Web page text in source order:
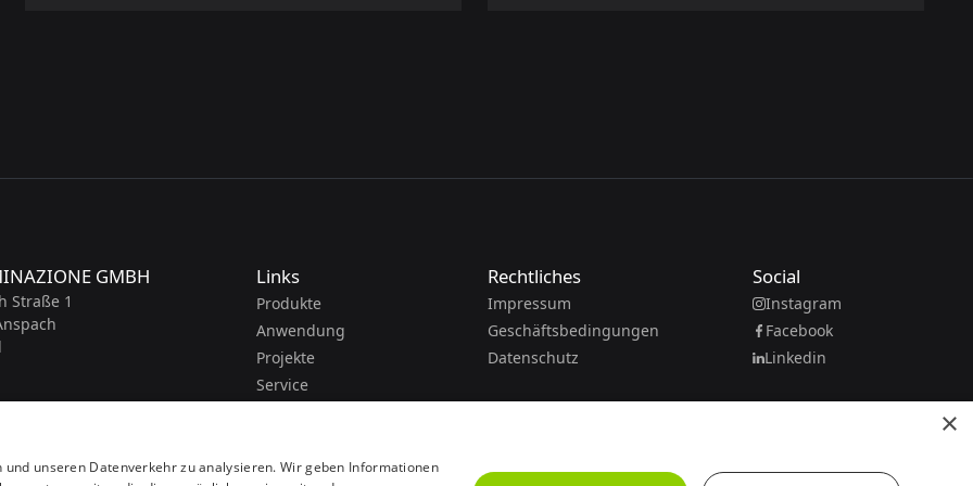
GMBH
Straße 1
Links
Produkte
Anwendung
Projekte
Service
Rechtliches
Impressum
Geschäftsbedingungen
Datenschutz
Social
Instagram
Facebook
Linkedin
×
unseren Datenverkehr zu analysieren. Wir geben Informationen